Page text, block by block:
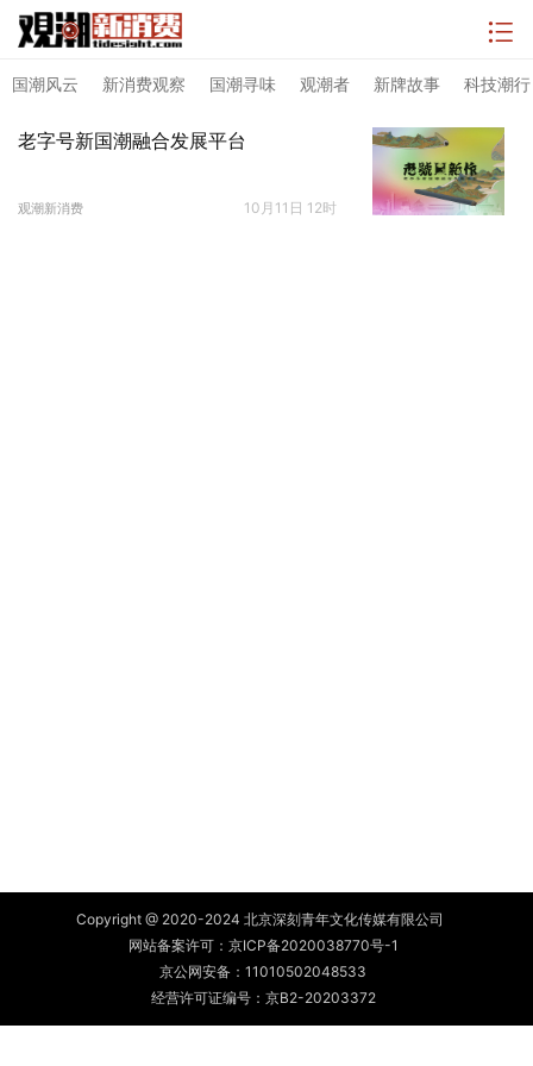
国潮风云 新消费观察 国潮寻味 观潮者 新牌故事 科技潮行
老字号新国潮融合发展平台
观潮新消费 10月11日 12时
Copyright @ 2020-2024 北京深刻青年文化传媒有限公司
网站备案许可： 京ICP备2020038770号-1
京公网安备： 11010502048533
经营许可证编号：京B2-20203372